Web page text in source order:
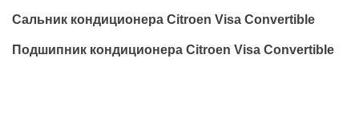
Сальник кондиционера Citroen Visa Convertible
Подшипник кондиционера Citroen Visa Convertible